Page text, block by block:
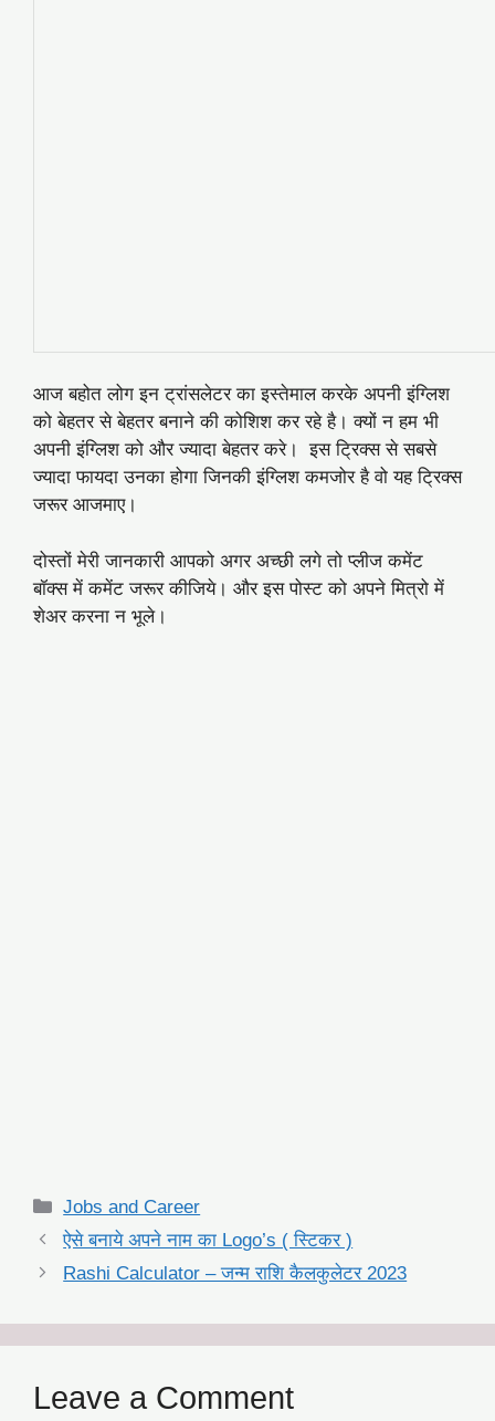
आज बहोत लोग इन ट्रांसलेटर का इस्तेमाल करके अपनी इंग्लिश
को बेहतर से बेहतर बनाने की कोशिश कर रहे है। क्यों न हम भी
अपनी इंग्लिश को और ज्यादा बेहतर करे। इस ट्रिक्स से सबसे
ज्यादा फायदा उनका होगा जिनकी इंग्लिश कमजोर है वो यह ट्रिक्स
जरूर आजमाए।
दोस्तों मेरी जानकारी आपको अगर अच्छी लगे तो प्लीज कमेंट
बॉक्स में कमेंट जरूर कीजिये। और इस पोस्ट को अपने मित्रो में
शेअर करना न भूले।
Categories
Jobs and Career
ऐसे बनाये अपने नाम का Logo’s ( स्टिकर )
Rashi Calculator – जन्म राशि कैलकुलेटर 2023
Leave a Comment